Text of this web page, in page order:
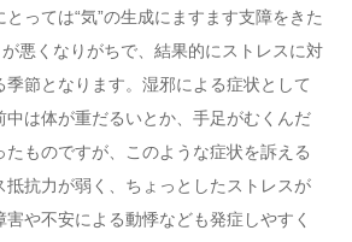
っては“気”の生成にますます支障をきた
悪くなりがちで、結果的にストレスに対
節となります。湿邪による症状として
中は体が重だるいとか、手足がむくんだ
たものですが、このような症状を訴える
抵抗力が弱く、ちょっとしたストレスが
や不安による動悸なども発症しやすく